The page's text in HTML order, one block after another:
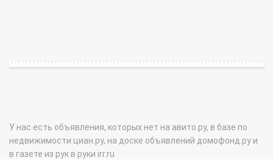
У нас есть объявления, которых нет на авито.ру, в базе по
недвижимости циан.ру, на доске объявлений домофонд.ру и
в газете из рук в руки irr.ru